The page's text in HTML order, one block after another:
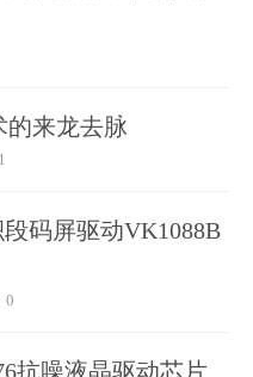
的来龙去脉
1
码屏驱动VK1088B
0
抗噪液晶驱动芯片